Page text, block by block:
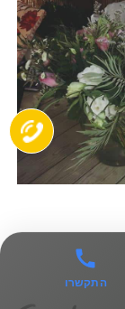
התקשרו